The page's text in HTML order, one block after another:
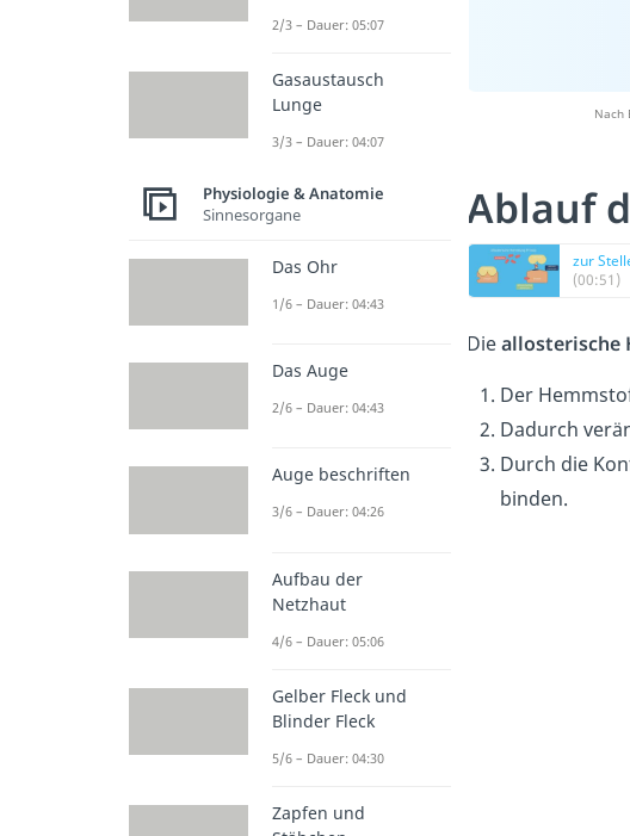
Nach
Ablauf
zur
(00:51)
Dieallosterische
Der
Dadurch
Durch die
binden.
2/3 – Dauer: 05:07
Gasaustausch
Lunge
3/3 – Dauer: 04:07
Physiologie & Anatomie
Sinnesorgane
Das Ohr
1/6 – Dauer: 04:43
Das Auge
2/6 – Dauer: 04:43
Auge beschriften
3/6 – Dauer: 04:26
Aufbau der
Netzhaut
4/6 – Dauer: 05:06
Gelber Fleck und
Blinder Fleck
5/6 – Dauer: 04:30
Zapfen und